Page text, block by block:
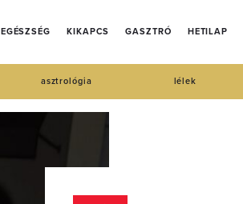
EGÉSZSÉG KIKAPCS GASZTRÓ HETILAP
asztrológia lélek